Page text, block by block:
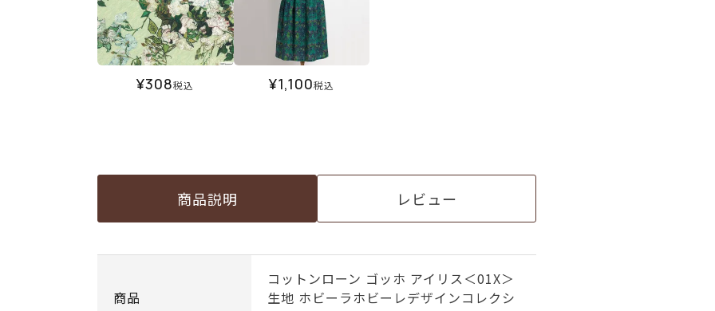
¥308税込 ¥1,100税込
商品説明 レビュー
商品
コットンローン ゴッホ アイリス＜01X＞
生地 ホビーラホビーレデザインコレクシ